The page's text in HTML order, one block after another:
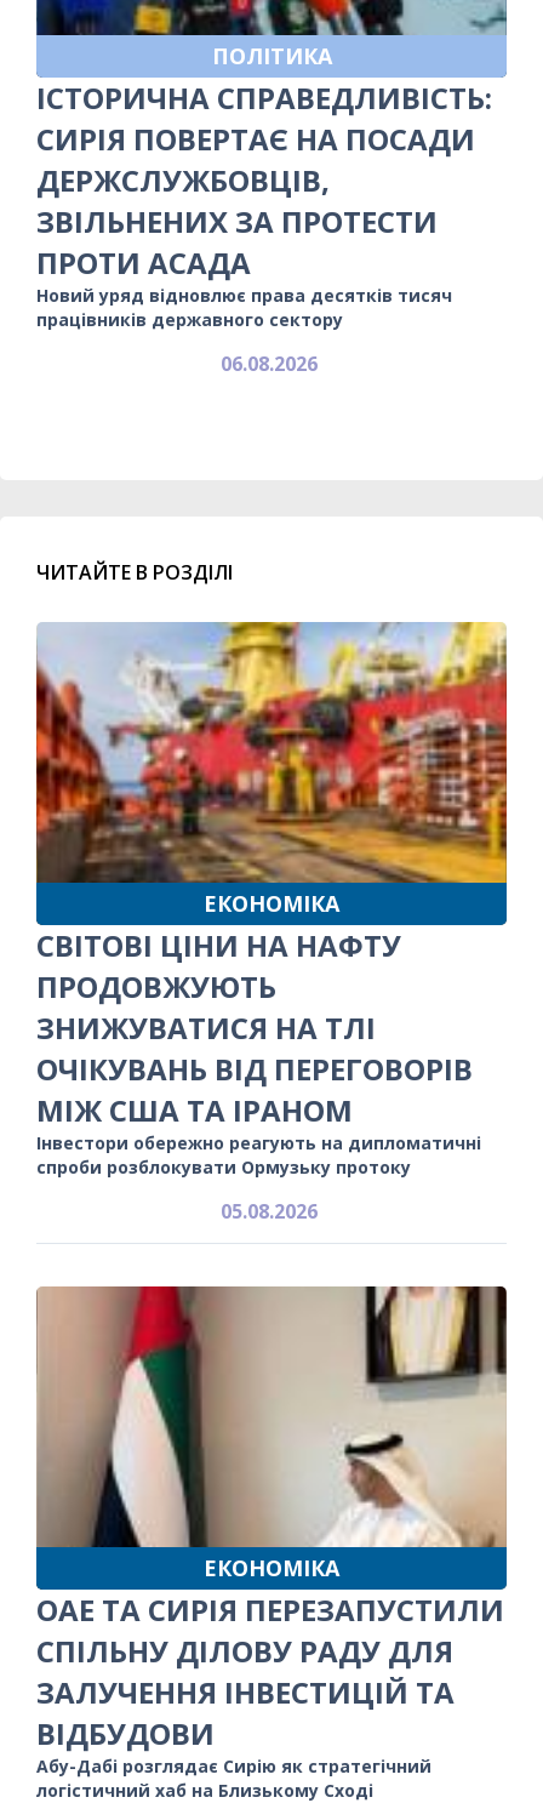
ПОЛІТИКА
ІСТОРИЧНА СПРАВЕДЛИВІСТЬ:
СИРІЯ ПОВЕРТАЄ НА ПОСАДИ
ДЕРЖСЛУЖБОВЦІВ,
ЗВІЛЬНЕНИХ ЗА ПРОТЕСТИ
ПРОТИ АСАДА
Новий уряд відновлює права десятків тисяч
працівників державного сектору
06.08.2026
ЧИТАЙТЕ В РОЗДІЛІ
ЕКОНОМІКА
СВІТОВІ ЦІНИ НА НАФТУ
ПРОДОВЖУЮТЬ
ЗНИЖУВАТИСЯ НА ТЛІ
ОЧІКУВАНЬ ВІД ПЕРЕГОВОРІВ
МІЖ США ТА ІРАНОМ
Інвестори обережно реагують на дипломатичні
спроби розблокувати Ормузьку протоку
05.08.2026
ЕКОНОМІКА
ОАЕ ТА СИРІЯ ПЕРЕЗАПУСТИЛИ
СПІЛЬНУ ДІЛОВУ РАДУ ДЛЯ
ЗАЛУЧЕННЯ ІНВЕСТИЦІЙ ТА
ВІДБУДОВИ
Абу-Дабі розглядає Сирію як стратегічний
логістичний хаб на Близькому Сході